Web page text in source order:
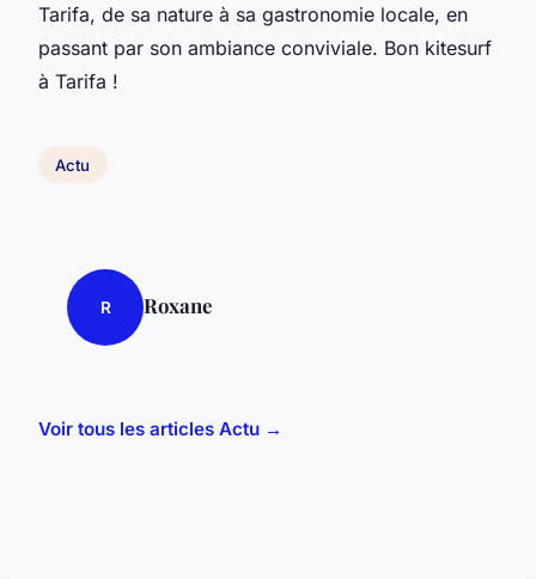
Tarifa, de sa nature à sa gastronomie locale, en
passant par son ambiance conviviale. Bon kitesurf
à Tarifa !
Actu
R Roxane
Voir tous les articles Actu →